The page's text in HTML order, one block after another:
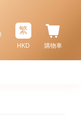
購物車
繁
HKD